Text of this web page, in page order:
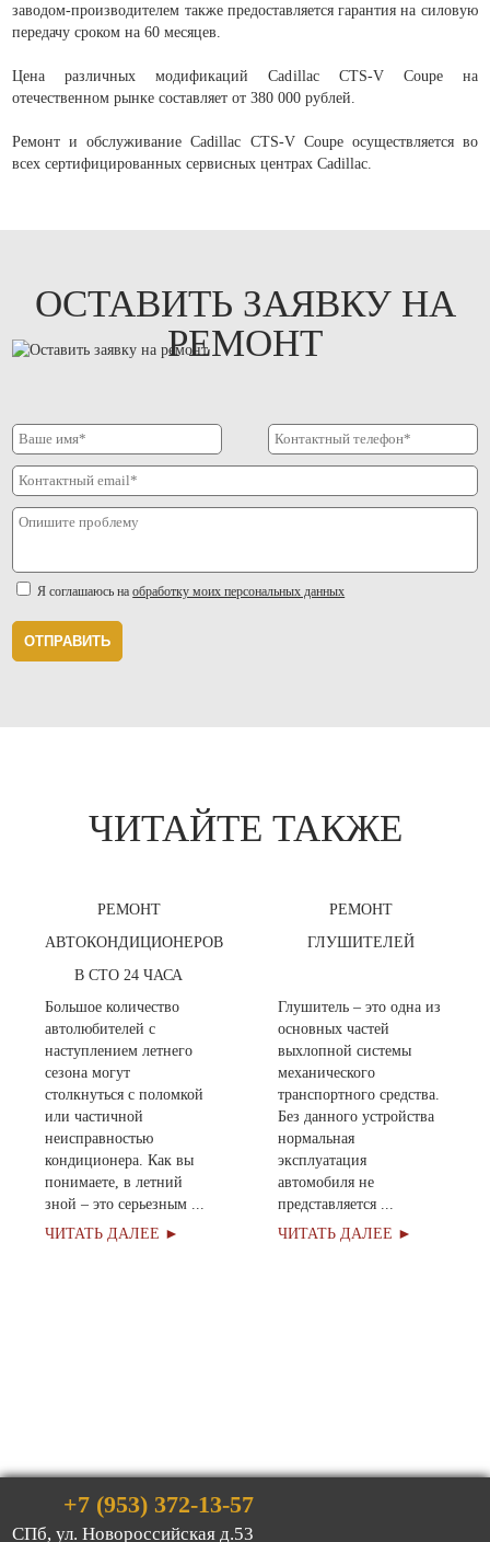
заводом-производителем также предоставляется гарантия на силовую
передачу сроком на 60 месяцев.
Цена различных модификаций Cadillac CTS-V Coupe на
отечественном рынке составляет от 380 000 рублей.
Ремонт и обслуживание Cadillac CTS-V Coupe осуществляется во
всех сертифицированных сервисных центрах Cadillac.
ОСТАВИТЬ ЗАЯВКУ НА
РЕМОНТ
Я соглашаюсь наобработку моих персональных данных
ОТПРАВИТЬ
ЧИТАЙТЕ ТАКЖЕ
РЕМОНТ
АВТОКОНДИЦИОНЕРОВ
В СТО 24 ЧАСА
Большое количество
автолюбителей с
наступлением летнего
сезона могут
столкнуться с поломкой
или частичной
неисправностью
кондиционера. Как вы
понимаете, в летний
зной – это серьезным ...
ЧИТАТЬ ДАЛЕЕ ►
РЕМОНТ
ГЛУШИТЕЛЕЙ
Глушитель – это одна из
основных частей
выхлопной системы
механического
транспортного средства.
Без данного устройства
нормальная
эксплуатация
автомобиля не
представляется ...
ЧИТАТЬ ДАЛЕЕ ►
+7 (953) 372-13-57
СПб, ул. Новоросcийская д.53